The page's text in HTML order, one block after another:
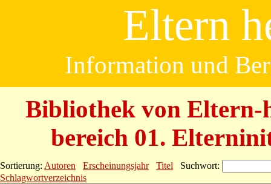
Eltern
Information und
Bibliothek von Eltern-
bereich 01.
Sortierung: Autoren Erscheinungsjahr Titel Suchwort:
Schlagwortverzeichnis